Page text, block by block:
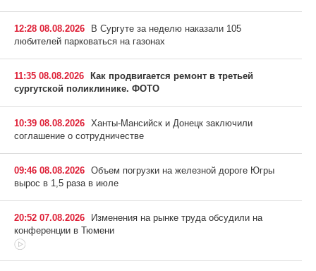
12:28 08.08.2026
В Сургуте за неделю наказали 105
любителей парковаться на газонах
11:35 08.08.2026 Как продвигается ремонт в третьей
сургутской поликлинике. ФОТО
10:39 08.08.2026 Ханты-Мансийск и Донецк заключили
соглашение о сотрудничестве
09:46 08.08.2026 Объем погрузки на железной дороге Югры
вырос в 1,5 раза в июле
20:52 07.08.2026
Изменения на рынке труда обсудили на
конференции в Тюмени